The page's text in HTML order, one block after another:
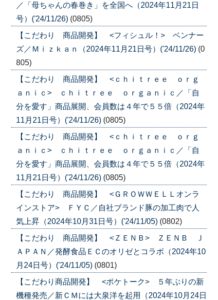
／「母ちゃんの春巻き」を全国へ（2024年11月21日
号）('24/11/26) (0805)
【こだわり 商品開発】 <フィシュル！> ベンナー
ズ／Ｍｉｚｋａｎ（2024年11月21日号）('24/11/26) (0
805)
【こだわり 商品開発】 <ｃｈｉｔｒｅｅ ｏｒｇ
ａｎｉｃ> ｃｈｉｔｒｅｅ ｏｒｇａｎｉｃ／「自
分を愛す」商品展開、会員数は４年で５５倍（2024年
11月21日号）('24/11/26) (0805)
【こだわり 商品開発】 <ｃｈｉｔｒｅｅ ｏｒｇ
ａｎｉｃ> ｃｈｉｔｒｅｅ ｏｒｇａｎｉｃ／「自
分を愛す」商品展開、会員数は４年で５５倍（2024年
11月21日号）('24/11/26) (0805)
【こだわり 商品開発】 <ＧＲＯＷＷＥＬＬオンラ
インストア> ＦＹＣ／自社ブランド豚の加工肉で人
気上昇（2024年10月31日号）('24/11/05) (0802)
【こだわり 商品開発】 <ＺＥＮＢ> ＺＥＮＢ Ｊ
ＡＰＡＮ／発酵食品ＥＣのオリゼとコラボ（2024年10
月24日号）('24/11/05) (0801)
【こだわり商品開発】 <ポケトーク> ５年ぶりの新
機種発売／新ＣＭには大泉洋を起用（2024年10月24日